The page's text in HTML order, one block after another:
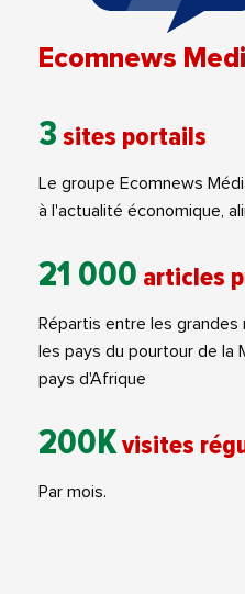
Ecomnews
3 sites portails
Le groupe Ecomnews
à l'actualité économique,
21 000 articles
Répartis entre les grandes
les pays du pourtour de la
pays d'Afrique
200Kvisites
Par mois.